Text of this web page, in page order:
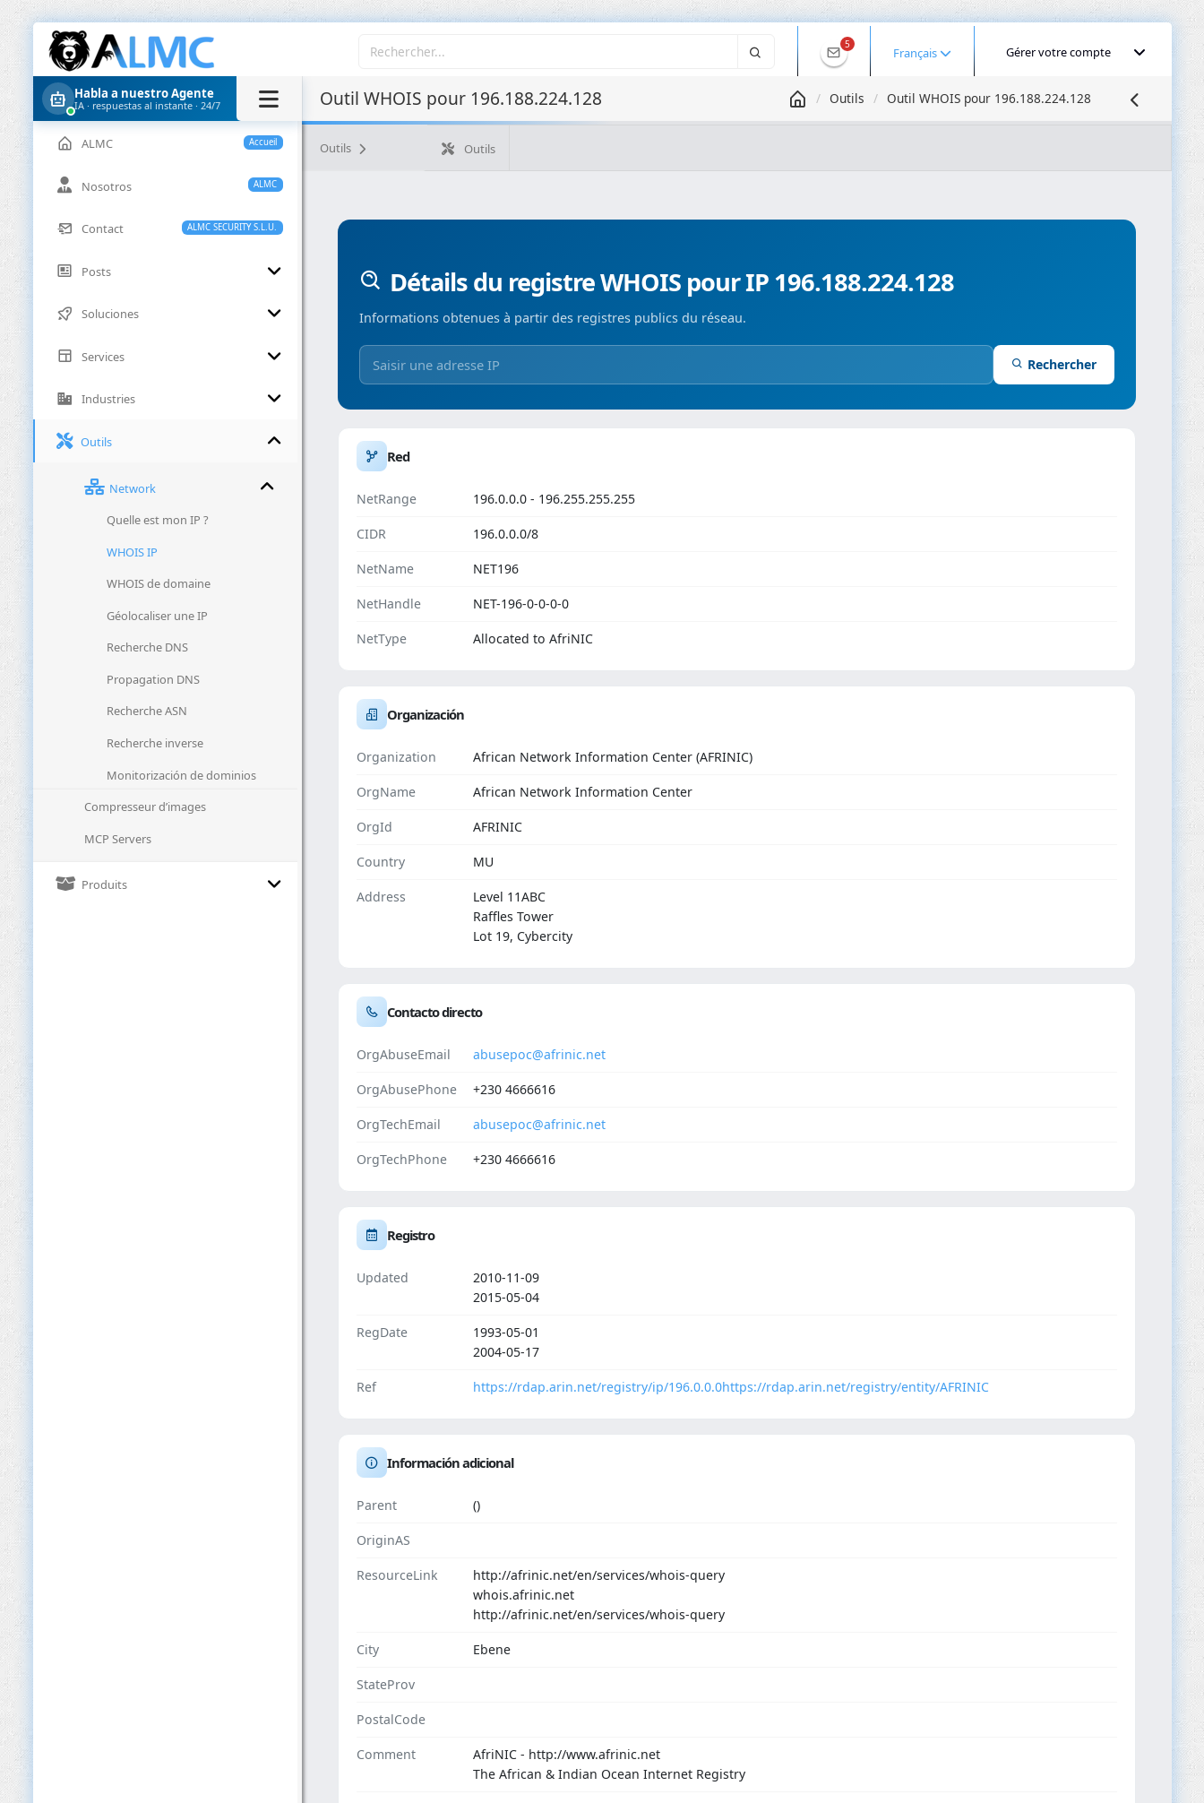
5
Français Gérer votre compte
Habla a nuestro Agente
IA · respuestas al instante · 24/7
Accueil
ALMC
ALMC
Nosotros
ALMC SECURITY S.L.U.
Contact
Posts
Soluciones
Services
Industries
Outils
Network
Quelle est mon IP ?
WHOIS IP
WHOIS de domaine
Géolocaliser une IP
Recherche DNS
Propagation DNS
Recherche ASN
Recherche inverse
Monitorización de dominios
Compresseur d’images
MCP Servers
Produits
Outil WHOIS pour 196.188.224.128 Outils Outil WHOIS pour 196.188.224.128
Outils Outils
Détails du registre WHOIS pour IP 196.188.224.128
Informations obtenues à partir des registres publics du réseau.
Rechercher
Red
NetRange 196.0.0.0 - 196.255.255.255
CIDR 196.0.0.0/8
NetName NET196
NetHandle NET-196-0-0-0-0
NetType Allocated to AfriNIC
Organización
Organization African Network Information Center (AFRINIC)
OrgName African Network Information Center
OrgId AFRINIC
Country MU
Address
Level 11ABC
Raffles Tower
Lot 19, Cybercity
Contacto directo
OrgAbuseEmail abusepoc@afrinic.net
OrgAbusePhone +230 4666616
OrgTechEmail abusepoc@afrinic.net
OrgTechPhone +230 4666616
Registro
Updated
2010-11-09
2015-05-04
RegDate
1993-05-01
2004-05-17
Ref https://rdap.arin.net/registry/ip/196.0.0.0https://rdap.arin.net/registry/entity/AFRINIC
Información adicional
Parent ()
OriginAS
ResourceLink
http://afrinic.net/en/services/whois-query
whois.afrinic.net
http://afrinic.net/en/services/whois-query
City Ebene
StateProv
PostalCode
Comment
AfriNIC - http://www.afrinic.net
The African & Indian Ocean Internet Registry